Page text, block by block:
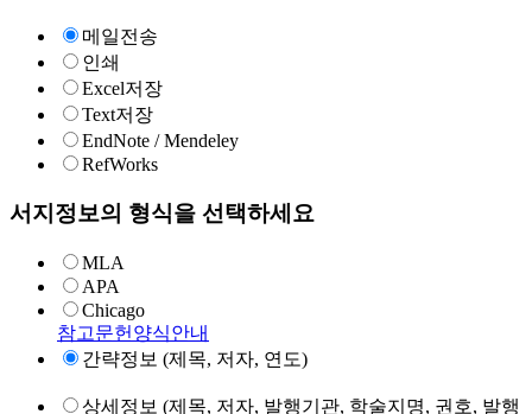
메일전송
인쇄
Excel저장
Text저장
EndNote / Mendeley
RefWorks
서지정보의 형식을 선택하세요
MLA
APA
Chicago
참고문헌양식안내
간략정보 (제목, 저자, 연도)
상세정보 (제목, 저자, 발행기관, 학술지명, 권호, 발행